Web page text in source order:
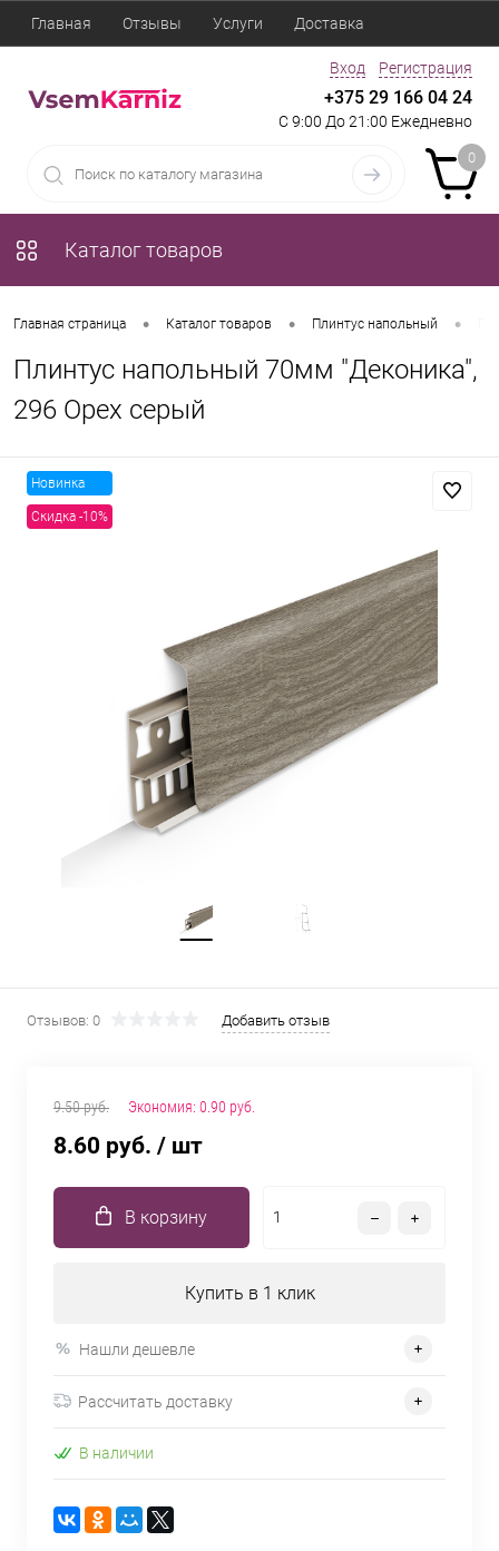
Главная Отзывы Услуги Доставка
Вход Регистрация
+375 29 166 04 24
С 9:00 До 21:00 Ежедневно
0
Каталог товаров
Главная страница • Каталог товаров • Плинтус напольный •
Плинтус напольный 70мм "Деконика",
296 Орех серый
Новинка
Скидка -10%
Отзывов: 0 Добавить отзыв
9.50 руб. Экономия: 0.90 руб.
8.60 руб. / шт
В корзину
Купить в 1 клик
Нашли дешевле
Рассчитать доставку
В наличии